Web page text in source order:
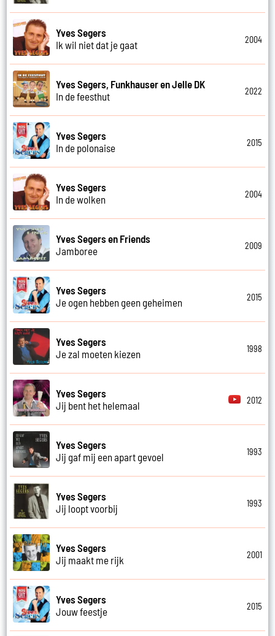
Yves Segers
Ik wil niet dat je gaat
2004
Yves Segers, Funkhauser en Jelle DK
In de feesthut
2022
Yves Segers
In de polonaise
2015
Yves Segers
In de wolken
2004
Yves Segers en Friends
Jamboree
2009
Yves Segers
Je ogen hebben geen geheimen
2015
Yves Segers
Je zal moeten kiezen
1998
Yves Segers
Jij bent het helemaal
2012
Yves Segers
Jij gaf mij een apart gevoel
1993
Yves Segers
Jij loopt voorbij
1993
Yves Segers
Jij maakt me rijk
2001
Yves Segers
Jouw feestje
2015